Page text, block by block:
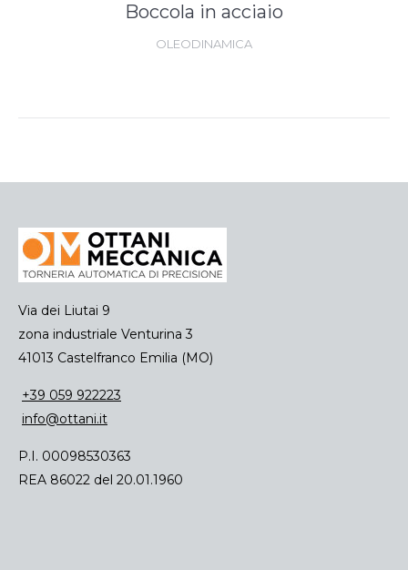
Boccola in acciaio
OLEODINAMICA
Via dei Liutai 9
zona industriale Venturina 3
41013 Castelfranco Emilia (MO)
+39 059 922223
info@ottani.it
P.I. 00098530363
REA 86022 del 20.01.1960